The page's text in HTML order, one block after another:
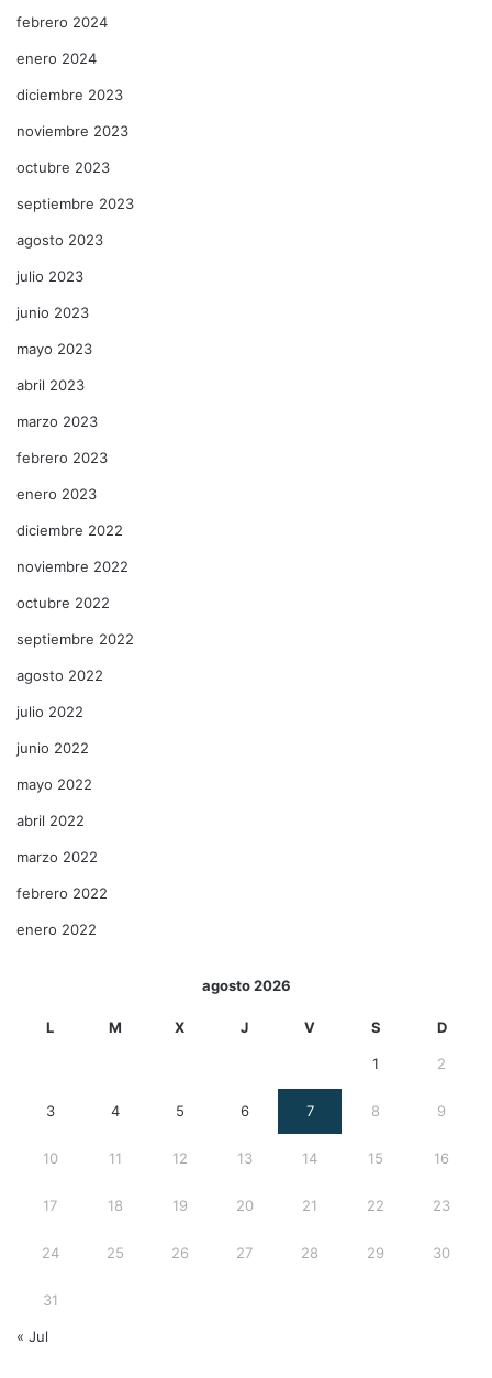
febrero 2024
enero 2024
diciembre 2023
noviembre 2023
octubre 2023
septiembre 2023
agosto 2023
julio 2023
junio 2023
mayo 2023
abril 2023
marzo 2023
febrero 2023
enero 2023
diciembre 2022
noviembre 2022
octubre 2022
septiembre 2022
agosto 2022
julio 2022
junio 2022
mayo 2022
abril 2022
marzo 2022
febrero 2022
enero 2022
agosto 2026
L M X J V S D
1 2
3 4 5 6 7 8 9
10 11 12 13 14 15 16
17 18 19 20 21 22 23
24 25 26 27 28 29 30
31
« Jul